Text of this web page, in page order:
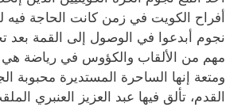
أفراح الكويت في زمن كانت الحاجة فيه
نجوم أبدعوا في الوصول إلى القمة بعد
مهم من الألقاب والكؤوس في رياضة هي
ومتعة إنها الساحرة المستديرة محبوبة
القدم، تألق فيها عبد العزيز العنبري